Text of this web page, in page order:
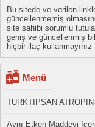
Bu sitede ve verilen
güncellenmemiş
site sahibi sorumlu
geniş ve güncellenmiş
hiçbir ilaç kullanmayınız
Menü
TURKTIPSAN
Aynı Etken Maddeyi